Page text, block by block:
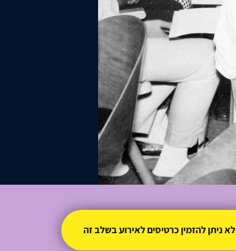
לא ניתן להזמין כרטיסים לאירוע בשלב זה